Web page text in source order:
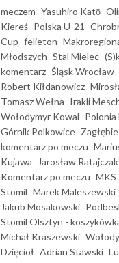
meczem Yasuhiro Katō
Kiereś Polska U-21
Cup felieton
Młodszych Stal Mielec
komentarz Śląsk Wrocław
Robert Kiłdanowicz
Tomasz Wełna Irakli
Wołodymyr Kowal Polonia
Górnik Polkowice
komentarz po meczu
Kujawa
Jarosław Ratajczak
Komentarz po meczu MKS
Stomil Marek Maleszewski
Jakub Mosakowski
Stomil Olsztyn -
Michał Kraszewski
Dzięcioł Adrian Stawski